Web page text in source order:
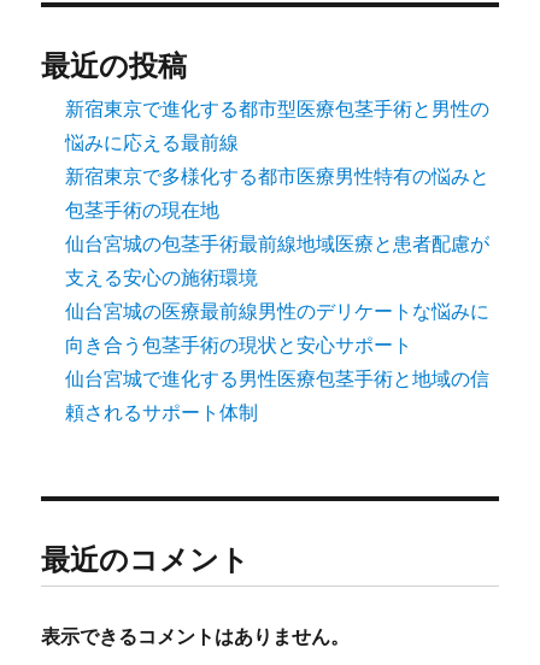
最近の投稿
新宿東京で進化する都市型医療包茎手術と男性の
悩みに応える最前線
新宿東京で多様化する都市医療男性特有の悩みと
包茎手術の現在地
仙台宮城の包茎手術最前線地域医療と患者配慮が
支える安心の施術環境
仙台宮城の医療最前線男性のデリケートな悩みに
向き合う包茎手術の現状と安心サポート
仙台宮城で進化する男性医療包茎手術と地域の信
頼されるサポート体制
最近のコメント
表示できるコメントはありません。